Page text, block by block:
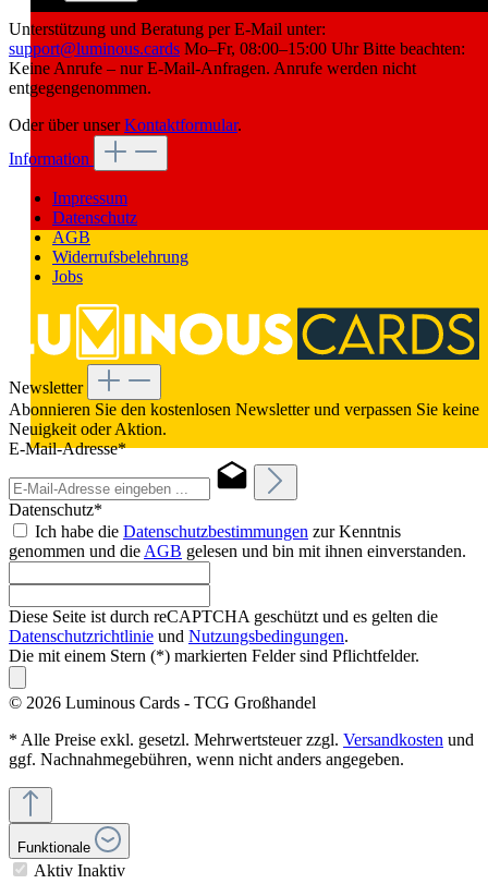
Unterstützung und Beratung per E-Mail unter:
support@luminous.cards Mo–Fr, 08:00–15:00 Uhr Bitte beachten:
Keine Anrufe – nur E-Mail-Anfragen. Anrufe werden nicht
entgegengenommen.
Oder über unserKontaktformular.
Information
Impressum
Datenschutz
AGB
Widerrufsbelehrung
Jobs
Newsletter
Abonnieren Sie den kostenlosen Newsletter und verpassen Sie keine
Neuigkeit oder Aktion.
E-Mail-Adresse*
Datenschutz*
Ich habe die Datenschutzbestimmungen zur Kenntnis
genommen und die AGB gelesen und bin mit ihnen einverstanden.
Diese Seite ist durch reCAPTCHA geschützt und es gelten die
Datenschutzrichtlinie und Nutzungsbedingungen.
Die mit einem Stern (*) markierten Felder sind Pflichtfelder.
© 2026 Luminous Cards - TCG Großhandel
* Alle Preise exkl. gesetzl. Mehrwertsteuer zzgl. Versandkosten und
ggf. Nachnahmegebühren, wenn nicht anders angegeben.
Funktionale
Aktiv Inaktiv